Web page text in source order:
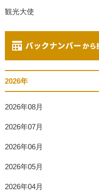
観光大使
2026年
2026年08月
2026年07月
2026年06月
2026年05月
2026年04月